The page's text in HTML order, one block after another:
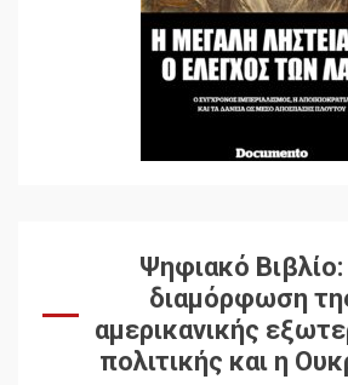
Ψηφιακό
διαμόρφωση
αμερικανικής
πολιτικής και η